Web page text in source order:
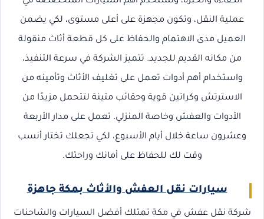
عملية النقل، وتكون مجهزة على أعلى مستوى، لكي يضمن
العميل مدى الاهتمام والحفاظ على كل قطعة أثاث منقولة
من مكانه القديم للجديد. تتميز الشركة في سرعة التنفيذ،
واستخدام أهم أدوات تعمل على تغليف الأثاث وتأمينه من
الاسترتش وكراتين قوية وحقائب متينة لتتحمل مزيدًا من
الأدوات والعفش وخاصة المنزلي. تعمل على مدار الأربعة
وعشرون ساعة خلال أيام الأسبوع، لكي تجعلك تختار أنسب
وقت لك للحفاظ على أمانك وراحتك.
سيارات نقل العفش والأثاث بمكة جاهزة
شركة نقل عفش في مكة تمتلك أفضل السيارات والشاحنات